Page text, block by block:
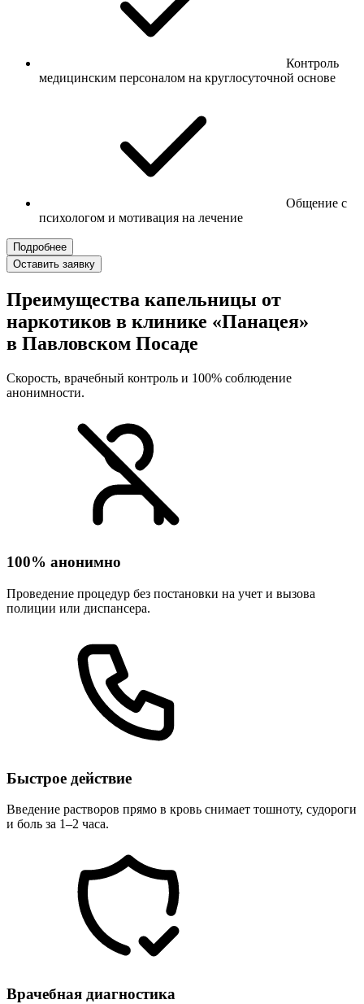
Контроль
медицинским персоналом на круглосуточной основе
Общение с
психологом и мотивация на лечение
Подробнее
Оставить заявку
Преимущества капельницы от
наркотиков в клинике «Панацея»
в Павловском Посаде
Скорость, врачебный контроль и 100% соблюдение
анонимности.
100% анонимно
Проведение процедур без постановки на учет и вызова
полиции или диспансера.
Быстрое действие
Введение растворов прямо в кровь снимает тошноту, судороги
и боль за 1–2 часа.
Врачебная диагностика